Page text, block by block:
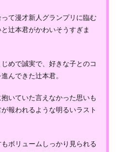
て漫才新人グランプリに臨む
辻本君がかわいそうすぎま
めで誠実で、好きな子とのコ
んできた辻本君。
いていた言えなかった思いも
報われるような明るいラスト
ボリュームしっかり見られる